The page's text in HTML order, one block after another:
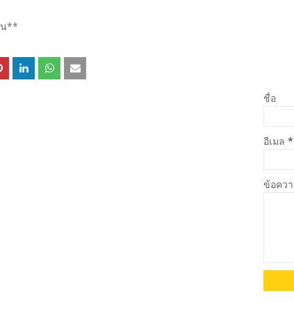
**
ชื่อ
อีเมล *
ข้อคว